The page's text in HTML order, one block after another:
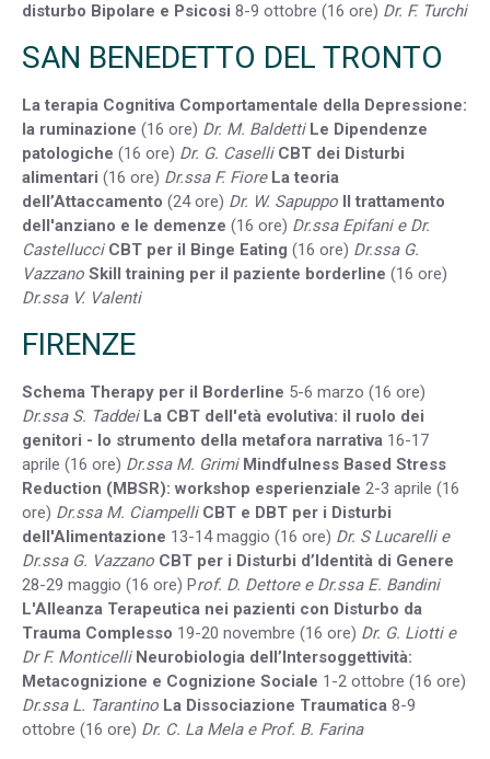
disturbo Bipolare e Psicosi 8-9 ottobre (16 ore) Dr. F. Turchi
SAN BENEDETTO DEL TRONTO
La terapia Cognitiva Comportamentale della Depressione:
la ruminazione (16 ore) Dr. M. Baldetti Le Dipendenze
patologiche (16 ore) Dr. G. Caselli CBT dei Disturbi
alimentari (16 ore) Dr.ssa F. Fiore La teoria
dell’Attaccamento (24 ore) Dr. W. Sapuppo
Il trattamento
dell'anziano e le demenze (16 ore) Dr.ssa Epifani e Dr.
Castellucci CBT per il Binge Eating (16 ore) Dr.ssa G.
Vazzano Skill training per il paziente borderline (16 ore)
Dr.ssa V. Valenti
FIRENZE
Schema Therapy per il Borderline 5-6 marzo (16 ore)
Dr.ssa S. Taddei La CBT dell'età evolutiva: il ruolo dei
genitori - lo strumento della metafora narrativa 16-17
aprile (16 ore) Dr.ssa M. Grimi Mindfulness Based Stress
Reduction (MBSR): workshop esperienziale 2-3 aprile (16
ore) Dr.ssa M. Ciampelli CBT e DBT per i Disturbi
dell'Alimentazione 13-14 maggio (16 ore) Dr. S Lucarelli e
Dr.ssa G. Vazzano CBT per i Disturbi d’Identità di Genere
28-29 maggio (16 ore) Prof. D. Dettore e Dr.ssa E. Bandini
L'Alleanza Terapeutica nei pazienti con Disturbo da
Trauma Complesso 19-20 novembre (16 ore) Dr. G. Liotti e
Dr F. Monticelli Neurobiologia dell’Intersoggettività:
Metacognizione e Cognizione Sociale 1-2 ottobre (16 ore)
Dr.ssa L. Tarantino La Dissociazione Traumatica 8-9
ottobre (16 ore) Dr. C. La Mela e Prof. B. Farina